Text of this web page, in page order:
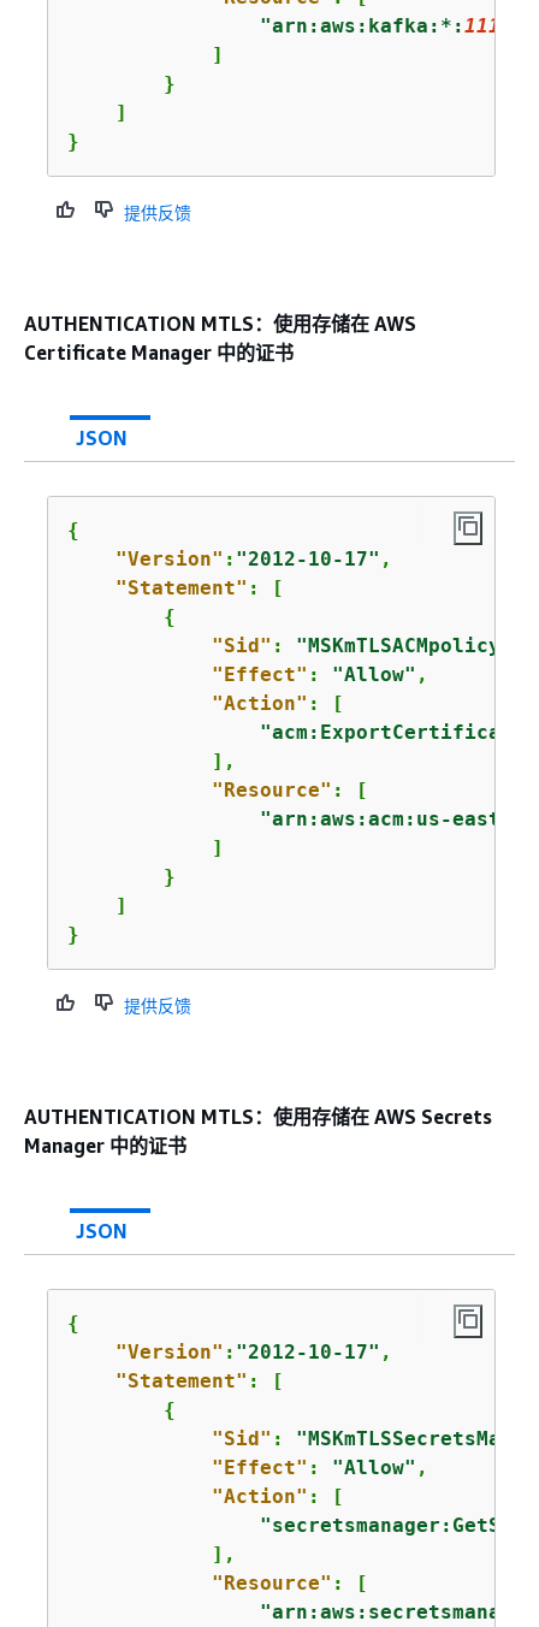
"arn:aws:kafka:*:
            ]
        }
    ]
}
提供反馈
AUTHENTICATION MTLS：使用存储在 AWS
Certificate Manager 中的证书
JSON
{
"Version" : "2012-10-17" ,
"Statement" : [
{
"Sid" : "MSKmTLSACMpolicy"
"Effect" : "Allow" ,
"Action" : [
"acm:ExportCertificate"
            ],
"Resource" : [
"arn:aws:acm:us-east-
            ]
        }
    ]
}
提供反馈
AUTHENTICATION MTLS：使用存储在 AWS Secrets
Manager 中的证书
JSON
{
"Version" : "2012-10-17" ,
"Statement" : [
{
"Sid" :
"Effect" : "Allow" ,
"Action" : [
            ],
"Resource" : [